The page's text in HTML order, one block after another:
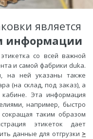
является
информации
со всей важной
и самой фабрики duka.
на ней указаны также
(на склад, под заказ), а
Эта информация
например, быстро
таким образом
этикеток дает
данные для отгрузки >